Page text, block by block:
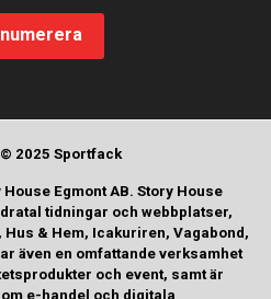
2025 Sportfack
Egmont AB. Story House
tidningar och webbplatser,
& Hem, Icakuriren, Vagabond,
även en omfattande verksamhet
och event, samt är
e-handel och digitala